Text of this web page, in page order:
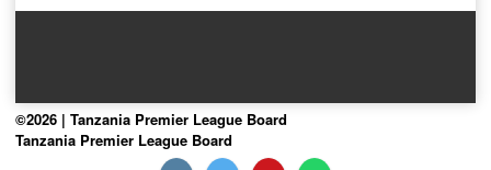
©2026 | Tanzania Premier League Board
Tanzania Premier League Board